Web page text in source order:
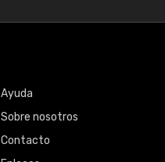
Ayuda
Sobre nosotros
Contacto